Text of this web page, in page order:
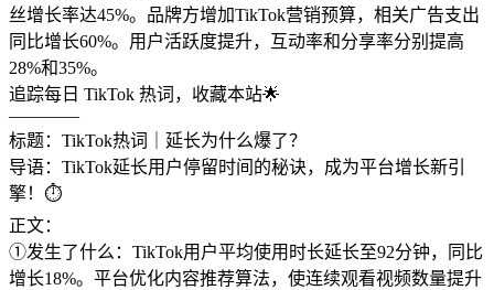
丝增长率达45%。品牌方增加TikTok营销预算，相关广告支出
同比增长60%。用户活跃度提升，互动率和分享率分别提高
28%和35%。
追踪每日 TikTok 热词，收藏本站🌟
————
标题：TikTok热词｜延长为什么爆了？
导语：TikTok延长用户停留时间的秘诀，成为平台增长新引
擎！⏱️
正文：
①发生了什么：TikTok用户平均使用时长延长至92分钟，同比
增长18%。平台优化内容推荐算法，使连续观看视频数量提升